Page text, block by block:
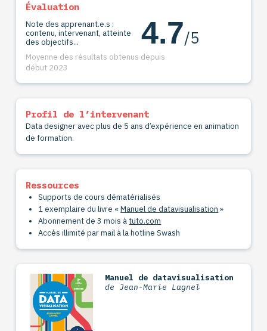
Évaluation
Note des apprenant.e.s :
contenu, intervenant, atteinte
des objectifs...
4.7/5
Moyenne des résultats obtenus depuis
début 2023
Profil de l’intervenant
Data designer avec plus de 5 ans d’expérience en animation
de formation.
Ressources
Supports de cours dématérialisés
1 exemplaire du livre «Manuel de datavisualisation »
Abonnement de 3 mois àtuto.com
Accès illimité par mail à la hotline Swash
Manuel de datavisualisation
de Jean-Marie Lagnel